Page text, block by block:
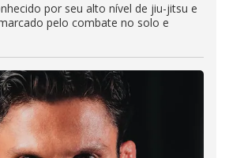
por seu alto nível de jiu-jitsu e
pelo combate no solo e